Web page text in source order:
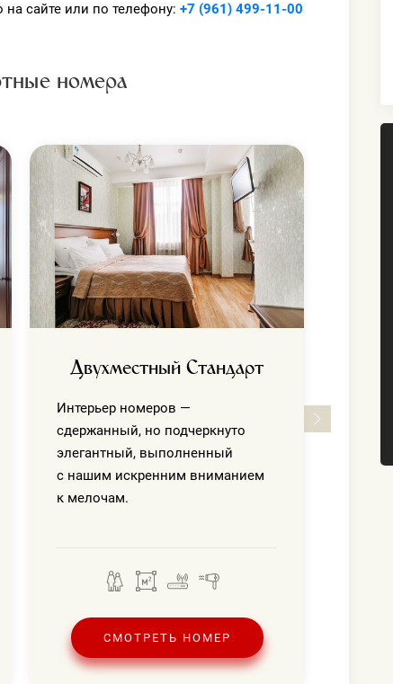
сайте или по телефону: +7 (961) 499-11-00
номера
Двухместный Стандарт
Интерьер номеров —
сдержанный, но подчеркнуто
элегантный, выполненный
с нашим искренним вниманием
к мелочам.
СМОТРЕТЬ НОМЕР
с